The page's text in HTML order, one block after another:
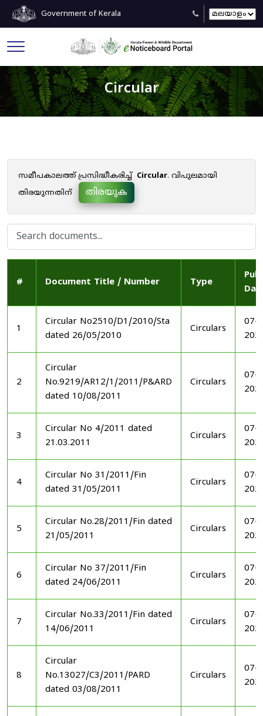
Government of Kerala
Circular
സമീപകാലത്ത് പ്രസിദ്ധീകരിച്ച് Circular. വിപുലമായി
തിരയുന്നതിന്
തിരയുക
# Document Title / Number Type
1
Circular No2510/D1/2010/Sta
dated 26/05/2010
Circulars
07-
2
Circular
No.9219/AR12/1/2011/P&ARD
dated 10/08/2011
Circulars
07-
3
Circular No 4/2011 dated
21.03.2011
Circulars
07-
4
Circular No 31/2011/Fin
dated 31/05/2011
Circulars
07-
5
Circular No.28/2011/Fin dated
21/05/2011
Circulars
07-
6
Circular No 37/2011/Fin
dated 24/06/2011
Circulars
07-
7
Circular No.33/2011/Fin dated
14/06/2011
Circulars
07-
8
Circular
No.13027/C3/2011/PARD
dated 03/08/2011
Circulars
07-